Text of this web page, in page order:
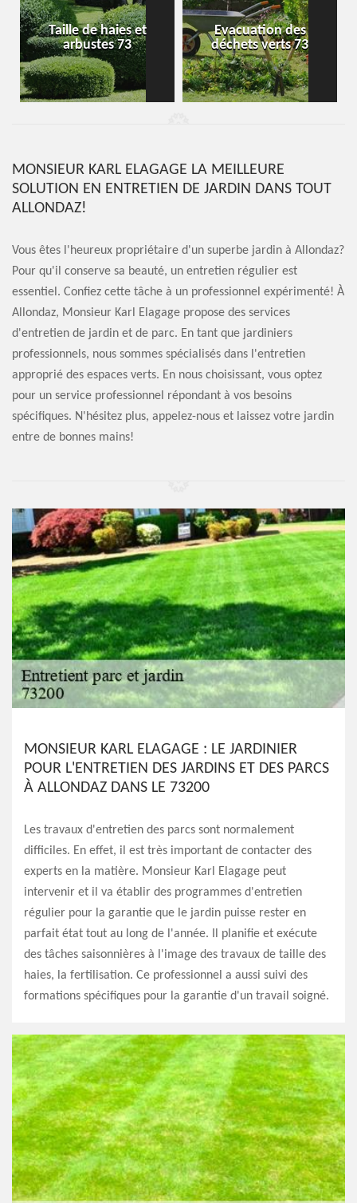
Taille de haies et
arbustes 73
Evacuation des
déchets verts 73
MONSIEUR KARL ELAGAGE LA MEILLEURE
SOLUTION EN ENTRETIEN DE JARDIN DANS TOUT
ALLONDAZ!
Vous êtes l'heureux propriétaire d'un superbe jardin à Allondaz?
Pour qu'il conserve sa beauté, un entretien régulier est
essentiel. Confiez cette tâche à un professionnel expérimenté! À
Allondaz, Monsieur Karl Elagage propose des services
d'entretien de jardin et de parc. En tant que jardiniers
professionnels, nous sommes spécialisés dans l'entretien
approprié des espaces verts. En nous choisissant, vous optez
pour un service professionnel répondant à vos besoins
spécifiques. N'hésitez plus, appelez-nous et laissez votre jardin
entre de bonnes mains!
MONSIEUR KARL ELAGAGE : LE JARDINIER
POUR L'ENTRETIEN DES JARDINS ET DES PARCS
À ALLONDAZ DANS LE 73200
Les travaux d'entretien des parcs sont normalement
difficiles. En effet, il est très important de contacter des
experts en la matière. Monsieur Karl Elagage peut
intervenir et il va établir des programmes d'entretien
régulier pour la garantie que le jardin puisse rester en
parfait état tout au long de l'année. Il planifie et exécute
des tâches saisonnières à l'image des travaux de taille des
haies, la fertilisation. Ce professionnel a aussi suivi des
formations spécifiques pour la garantie d'un travail soigné.